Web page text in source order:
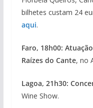
bilhetes custam 24
aqui.
Faro, 18h00:
Raízes do Cante, no
Lagoa, 21h30:
Wine Show.